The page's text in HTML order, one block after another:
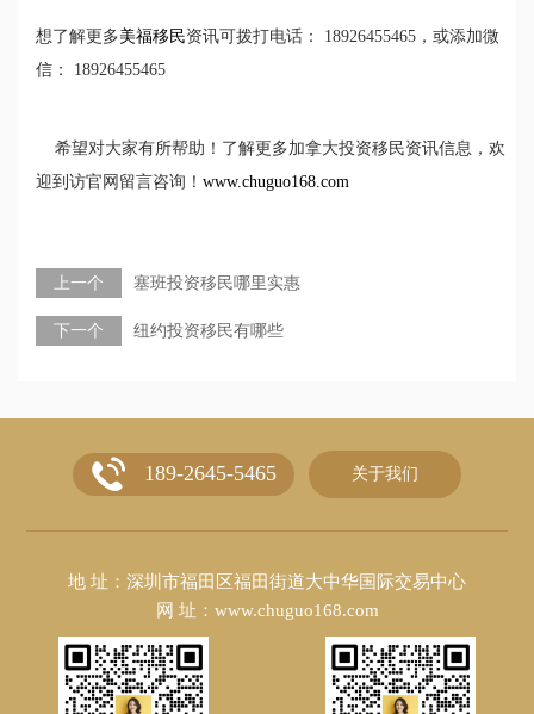
想了解更多美福移民资讯可拨打电话： 18926455465，或添加微
信： 18926455465
希望对大家有所帮助！了解更多加拿大投资移民资讯信息，欢
迎到访官网留言咨询！ www.chuguo168.com
上一个 塞班投资移民哪里实惠
下一个 纽约投资移民有哪些
189-2645-5465 关于我们
地 址：深圳市福田区福田街道大中华国际交易中心
网 址：www.chuguo168.com